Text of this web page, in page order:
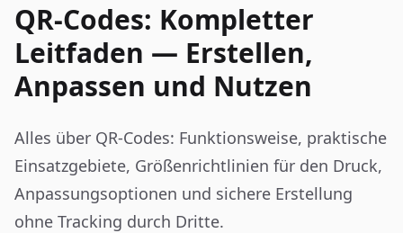
QR-Codes: Kompletter
Leitfaden — Erstellen,
Anpassen und Nutzen
Alles über QR-Codes: Funktionsweise, praktische
Einsatzgebiete, Größenrichtlinien für den Druck,
Anpassungsoptionen und sichere Erstellung
ohne Tracking durch Dritte.